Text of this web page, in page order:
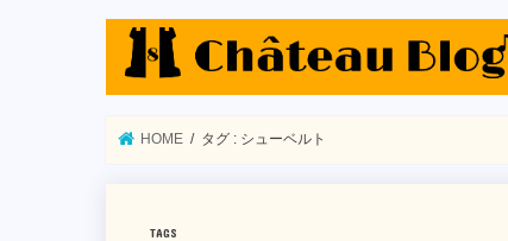
HOME タグ : シューベルト